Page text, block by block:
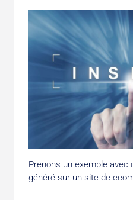
Prenons un exemple
généré sur un site de